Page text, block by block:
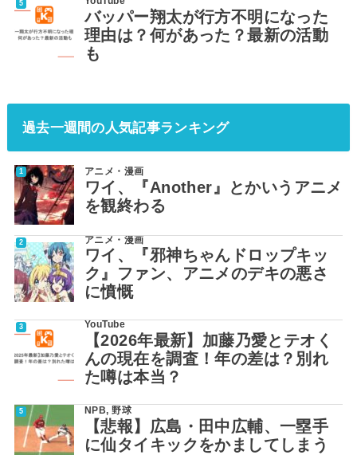
バッパー翔太が行方不明になった
理由は？何があった？最新の活動
も
過去一週間の人気記事ランキング
アニメ・漫画
ワイ、『Another』とかいうアニメ
を観終わる
アニメ・漫画
ワイ、『邪神ちゃんドロップキッ
ク』ファン、アニメのデキの悪さ
に憤慨
YouTube
【2026年最新】加藤乃愛とテオく
んの現在を調査！年の差は？別れ
た噂は本当？
NPB,野球
【悲報】広島・田中広輔、一塁手
に仙タイキックをかましてしまう